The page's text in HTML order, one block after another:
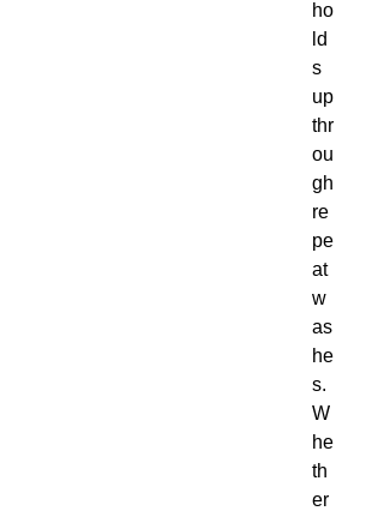
ho
ld
s
up
thr
ou
gh
re
pe
at
w
as
he
s.
W
he
th
er